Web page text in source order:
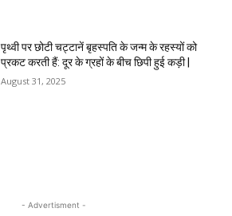
पृथ्वी पर छोटी चट्टानें बृहस्पति के जन्म के रहस्यों को
प्रकट करती हैं: दूर के ग्रहों के बीच छिपी हुई कड़ी |
August 31, 2025
- Advertisment -